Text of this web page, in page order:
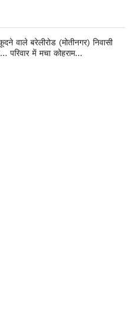
वाले बरेलीरोड (मोतीनगर) निवासी
परिवार में मचा कोहराम…